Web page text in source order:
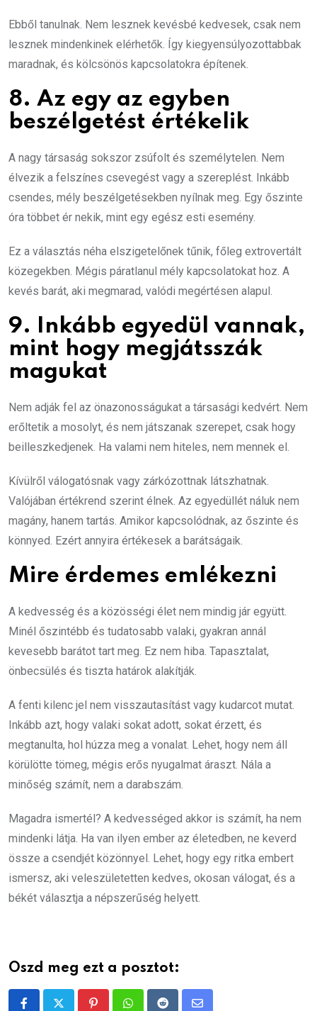
Ebből tanulnak. Nem lesznek kevésbé kedvesek, csak nem
lesznek mindenkinek elérhetők. Így kiegyensúlyozottabbak
maradnak, és kölcsönös kapcsolatokra építenek.
8. Az egy az egyben
beszélgetést értékelik
A nagy társaság sokszor zsúfolt és személytelen. Nem
élvezik a felszínes csevegést vagy a szereplést. Inkább
csendes, mély beszélgetésekben nyílnak meg. Egy őszinte
óra többet ér nekik, mint egy egész esti esemény.
Ez a választás néha elszigetelőnek tűnik, főleg extrovertált
közegekben. Mégis páratlanul mély kapcsolatokat hoz. A
kevés barát, aki megmarad, valódi megértésen alapul.
9. Inkább egyedül vannak,
mint hogy megjátsszák
magukat
Nem adják fel az önazonosságukat a társasági kedvért. Nem
erőltetik a mosolyt, és nem játszanak szerepet, csak hogy
beilleszkedjenek. Ha valami nem hiteles, nem mennek el.
Kívülről válogatósnak vagy zárkózottnak látszhatnak.
Valójában értékrend szerint élnek. Az egyedüllét náluk nem
magány, hanem tartás. Amikor kapcsolódnak, az őszinte és
könnyed. Ezért annyira értékesek a barátságaik.
Mire érdemes emlékezni
A kedvesség és a közösségi élet nem mindig jár együtt.
Minél őszintébb és tudatosabb valaki, gyakran annál
kevesebb barátot tart meg. Ez nem hiba. Tapasztalat,
önbecsülés és tiszta határok alakítják.
A fenti kilenc jel nem visszautasítást vagy kudarcot mutat.
Inkább azt, hogy valaki sokat adott, sokat érzett, és
megtanulta, hol húzza meg a vonalat. Lehet, hogy nem áll
körülötte tömeg, mégis erős nyugalmat áraszt. Nála a
minőség számít, nem a darabszám.
Magadra ismertél? A kedvességed akkor is számít, ha nem
mindenki látja. Ha van ilyen ember az életedben, ne keverd
össze a csendjét közönnyel. Lehet, hogy egy ritka embert
ismersz, aki veleszületetten kedves, okosan válogat, és a
békét választja a népszerűség helyett.
Oszd meg ezt a posztot: